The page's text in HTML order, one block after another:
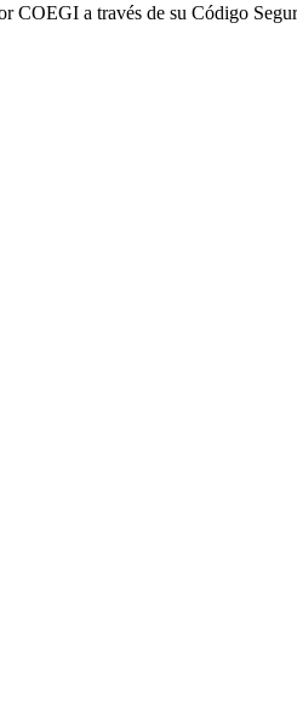
COEGI a través de su Código